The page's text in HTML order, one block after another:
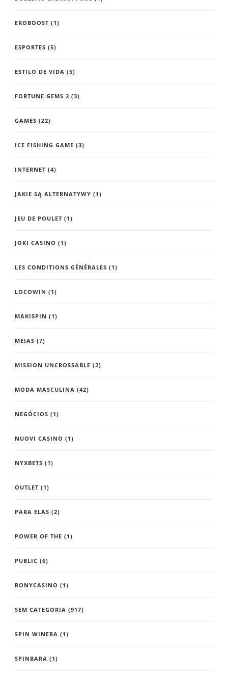
EROBOOST (1)
ESPORTES (5)
ESTILO DE VIDA (5)
FORTUNE GEMS 2 (3)
GAMES (22)
ICE FISHING GAME (3)
INTERNET (4)
JAKIE SĄ ALTERNATYWY (1)
JEU DE POULET (1)
JOKI CASINO (1)
LES CONDITIONS GÉNÉRALES (1)
LOCOWIN (1)
MAKISPIN (1)
MEIAS (7)
MISSION UNCROSSABLE (2)
MODA MASCULINA (42)
NEGÓCIOS (1)
NUOVI CASINO (1)
NYXBETS (1)
OUTLET (1)
PARA ELAS (2)
POWER OF THE (1)
PUBLIC (6)
RONYCASINO (1)
SEM CATEGORIA (917)
SPIN WINERA (1)
SPINBARA (1)